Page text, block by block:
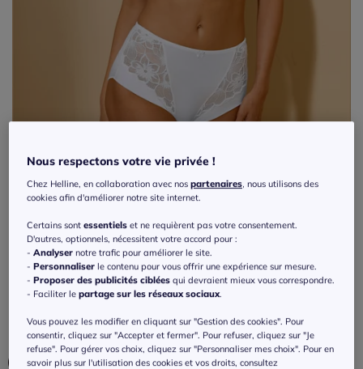
Soutien-gorge à coques avec armatures
bon. b, c, d
Réf : 483.814.009
Couleur :blanc
Choisir une couleur :
Nous respectons votre vie privée !
Chez Helline, en collaboration avec nospartenaires, nous utilisons des
cookies afin d'améliorer notre site internet.
Certains sontessentiels et ne requièrent pas votre consentement.
D'autres, optionnels, nécessitent votre accord pour :
-Analyser notre trafic pour améliorer le site.
-Personnaliser le contenu pour vous offrir une expérience sur mesure.
-Proposer des publicités ciblées qui devraient mieux vous correspondre.
- Faciliter lepartage sur les réseaux sociaux.
Vous pouvez les modifier en cliquant sur "Gestion des cookies". Pour
consentir, cliquez sur "Accepter et fermer". Pour refuser, cliquez sur "Je
refuse". Pour gérer vos choix, cliquez sur "Personnaliser mes choix". Pour en
savoir plus sur l'utilisation des cookies et vos droits, consultez